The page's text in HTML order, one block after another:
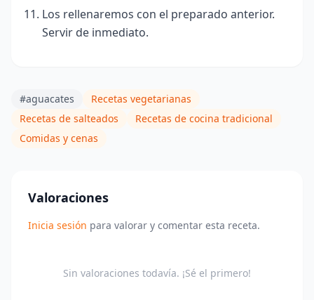
Los rellenaremos con el preparado anterior.
Servir de inmediato.
#aguacates
Recetas vegetarianas
Recetas de salteados
Recetas de cocina tradicional
Comidas y cenas
Valoraciones
Inicia sesión para valorar y comentar esta receta.
Sin valoraciones todavía. ¡Sé el primero!